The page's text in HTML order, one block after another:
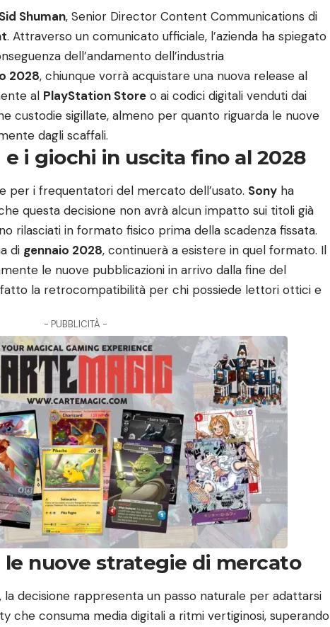
Sid Shuman, Senior Director Content Communications di
. Attraverso un comunicato ufficiale, l’azienda ha spiegato
dell’andamento dell’industria
2028, chiunque vorrà acquistare una nuova release al
al PlayStation Store o ai codici digitali venduti dai
custodie sigillate, almeno per quanto riguarda le nuove
dagli scaffali.
i giochi in uscita fino al 2028
per i frequentatori del mercato dell’usato. Sony ha
questa decisione non avrà alcun impatto sui titoli già
rilasciati in formato fisico prima della scadenza fissata.
di gennaio 2028, continuerà a esistere in quel formato. Il
le nuove pubblicazioni in arrivo dalla fine del
la retrocompatibilità per chi possiede lettori ottici e
- PUBBLICITÀ -
nuove strategie di mercato
, la decisione rappresenta un passo naturale per adattarsi
che consuma media digitali a ritmi vertiginosi, superando